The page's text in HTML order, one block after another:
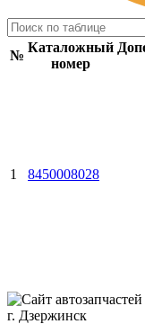
№
Каталожный
номер
1 8450008028
г. Дзержинск